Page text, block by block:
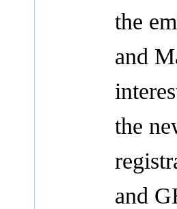
the
and
the
and